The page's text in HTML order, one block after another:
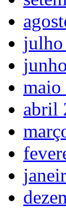
julho
maio
abril